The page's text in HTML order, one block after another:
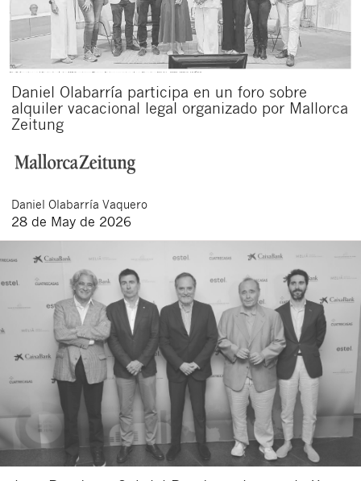
Daniel Olabarría participa en un foro sobre
alquiler vacacional legal organizado por Mallorca
Zeitung
Daniel Olabarría Vaquero
28 de May de 2026
Close